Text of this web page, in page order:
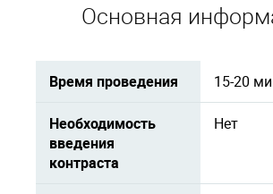
Основная
Время проведения 15-20
Необходимость
введения
контраста
Нет